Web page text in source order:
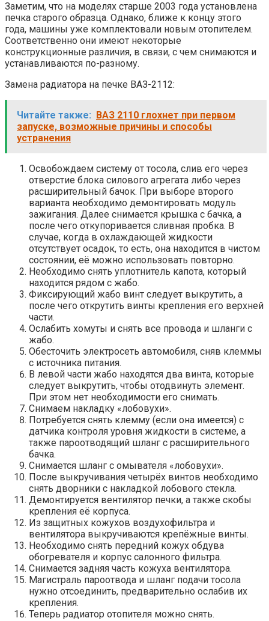
Заметим, что на моделях старше 2003 года установлена
печка старого образца. Однако, ближе к концу этого
года, машины уже комплектовали новым отопителем.
Соответственно они имеют некоторые
конструкционные различия, в связи, с чем снимаются и
устанавливаются по-разному.
Замена радиатора на печке ВАЗ-2112:
Читайте также:
ВАЗ 2110 глохнет при первом
запуске, возможные причины и способы
устранения
Освобождаем систему от тосола, слив его через
отверстие блока силового агрегата либо через
расширительный бачок. При выборе второго
варианта необходимо демонтировать модуль
зажигания. Далее снимается крышка с бачка, а
после чего откупоривается сливная пробка. В
случае, когда в охлаждающей жидкости
отсутствует осадок, то есть, она находится в чистом
состоянии, её можно использовать повторно.
Необходимо снять уплотнитель капота, который
находится рядом с жабо.
Фиксирующий жабо винт следует выкрутить, а
после чего открутить винты крепления его верхней
части.
Ослабить хомуты и снять все провода и шланги с
жабо.
Обесточить электросеть автомобиля, сняв клеммы
с источника питания.
В левой части жабо находятся два винта, которые
следует выкрутить, чтобы отодвинуть элемент.
При этом нет необходимости его снимать.
Снимаем накладку «лобовухи».
Потребуется снять клемму (если она имеется) с
датчика контроля уровня жидкости в системе, а
также пароотводящий шланг с расширительного
бачка.
Снимается шланг с омывателя «лобовухи».
После выкручивания четырёх винтов необходимо
снять дворники с накладкой лобового стекла.
Демонтируется вентилятор печки, а также скобы
крепления её корпуса.
Из защитных кожухов воздухофильтра и
вентилятора выкручиваются крепёжные винты.
Необходимо снять передний кожух обдува
обогревателя и корпус салонного фильтра.
Снимается задняя часть кожуха вентилятора.
Магистраль пароотвода и шланг подачи тосола
нужно отсоединить, предварительно ослабив их
крепления.
Теперь радиатор отопителя можно снять.